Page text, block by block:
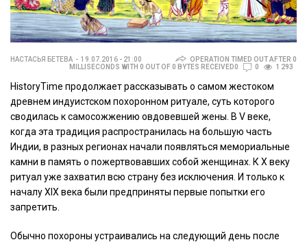
НАСТАСЬЯ БЕТЕВА 19.07.2016 - 21:00
OPERATION TIMED OUT AFTER 0
MILLISECONDS WITH 0 OUT OF 0 BYTES RECEIVED0
0 1 293
HistoryTime продолжает рассказывать о самом жестоком
древнем индуистском похоронном ритуале, суть которого
сводилась к самосожжению овдовевшей жены. В V веке,
когда эта традиция распространилась на большую часть
Индии, в разных регионах начали появляться мемориальные
камни в память о пожертвовавших собой женщинах. К X веку
ритуал уже захватил всю страну без исключения. И только к
началу XIX века были предприняты первые попытки его
запретить.
Обычно похороны устраивались на следующий день после